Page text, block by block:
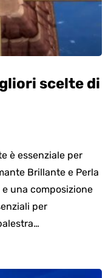
scelte di
è essenziale per
Brillante e Perla
una composizione
per